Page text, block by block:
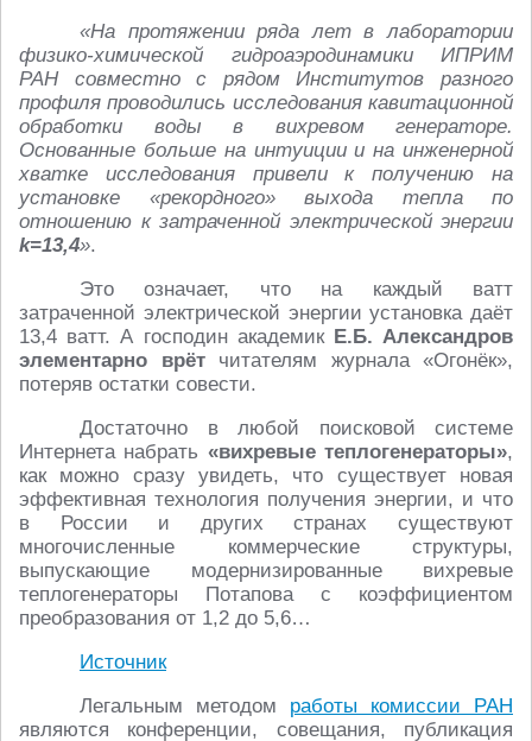
«На протяжении ряда лет в лаборатории
физико-химической гидроаэродинамики ИПРИМ
РАН совместно с рядом Институтов разного
профиля проводились исследования кавитационной
обработки воды в вихревом генераторе.
Основанные больше на интуиции и на инженерной
хватке исследования привели к получению на
установке «рекордного» выхода тепла по
отношению к затраченной электрической энергии
k=13,4».
Это означает, что на каждый ватт
затраченной электрической энергии установка даёт
13,4 ватт. А господин академик Е.Б. Александров
элементарно врётчитателям журнала «Огонёк»,
потеряв остатки совести.
Достаточно в любой поисковой системе
Интернета набрать «вихревые теплогенераторы»,
как можно сразу увидеть, что существует новая
эффективная технология получения энергии, и что
в России и других странах существуют
многочисленные коммерческие структуры,
выпускающие модернизированные вихревые
теплогенераторы Потапова с коэффициентом
преобразования от 1,2 до 5,6…
Источник
Легальным методом работы комиссии РАН
являются конференции, совещания, публикация